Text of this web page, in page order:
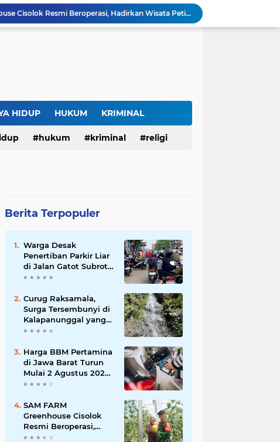
SAM FARM Greenhouse Cisolok Resmi Beroperasi, Hadirkan Wisata Petik Melon Premium dan Edukasi Pertanian Modern di Sukabumi
Warga Desak Penertiban Parkir Liar di Jalan Gatot Subroto Bandung, Kemacetan Dinilai Makin Mengkhawatirkan
Truk Bermuatan Kayu Mundur Lalu Terguling di Tanjakan Cisolok Sukabumi, Polisi: Diduga Tak Kuat Menanjak
HIDUP HUKUM KRIMINAL
hukum kriminal religi
Berita Terpopuler
Warga Desak
Penertiban Parkir Liar
di Jalan Gatot Subroto
Bandung, Kemacetan
Mengkhawatirkan
Curug Raksamala,
Surga Tersembunyi di
Kalapanunggal yang
Siap Menjadi Ikon
Kabupaten Sukabumi
Harga BBM Pertamina
di Jawa Barat Turun
Mulai 2 Agustus 2026,
Pertamax Jadi
Daftar Harga Terbaru
SAM FARM
Greenhouse Cisolok
Resmi Beroperasi,
Hadirkan Wisata Petik